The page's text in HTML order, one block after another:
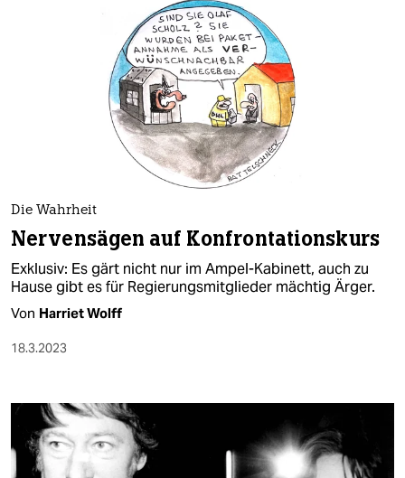
Die Wahrheit
Nervensägen auf Konfrontationskurs
Exklusiv: Es gärt nicht nur im Ampel-Kabinett, auch zu
Hause gibt es für Regierungsmitglieder mächtig Ärger.
Von Harriet Wolff
18.3.2023